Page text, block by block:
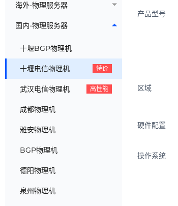
海外-物理服务器
国内-物理服务器
十堰BGP物理机
十堰电信物理机 特价
武汉电信物理机 高性能
成都物理机
雅安物理机
BGP物理机
德阳物理机
泉州物理机
产品型号
区域
硬件配置
操作系统